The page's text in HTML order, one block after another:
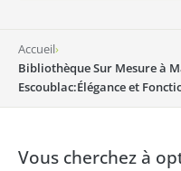
Accueil›
Bibliothèque Sur Mesure à
Escoublac:Élégance et
Vous cherchez à